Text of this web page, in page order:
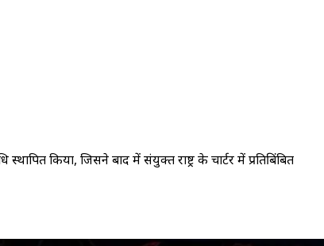
किया, जिसने बाद में संयुक्त राष्ट्र के चार्टर में प्रतिबिंबित